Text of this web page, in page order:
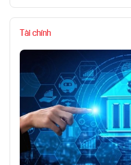
Tài chính